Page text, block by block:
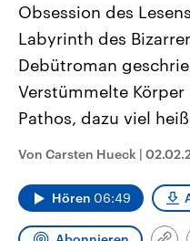
Landtagswahl Sachsen-
2026
Alle Informationen
Sachsen-Anhalt wählt am
September 2026 einen
Landtag. Seit 2021 wird das
Bundesland von einer
Umfragen, Prognosen,
Wahlprogramme, aktuelle
und Kandidaten der
Wahl.
Obsession des
Labyrinth des
Debütroman
Verstümmelte
Pathos, dazu viel
Von Carsten Hueck |
Hören 06:49